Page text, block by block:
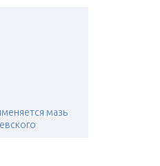
мазь